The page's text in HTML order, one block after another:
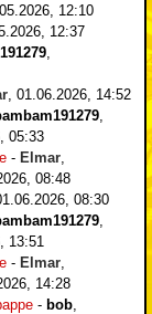
12:10
12:37
01.06.2026, 14:52
05:33
- Elmar
08:48
08:30
13:51
- Elmar
14:28
- bob